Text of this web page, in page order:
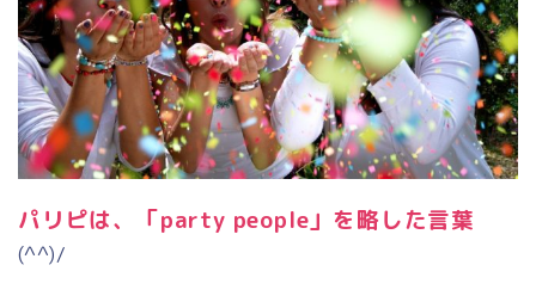
パリピは、「party people」を略した言葉
(^^)/